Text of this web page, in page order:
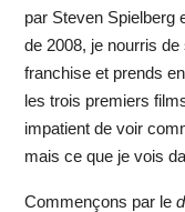
par Steven Spielberg
de 2008, je nourris
franchise et prends
les trois premiers
impatient de voir
mais ce que je vois
Commençons par le